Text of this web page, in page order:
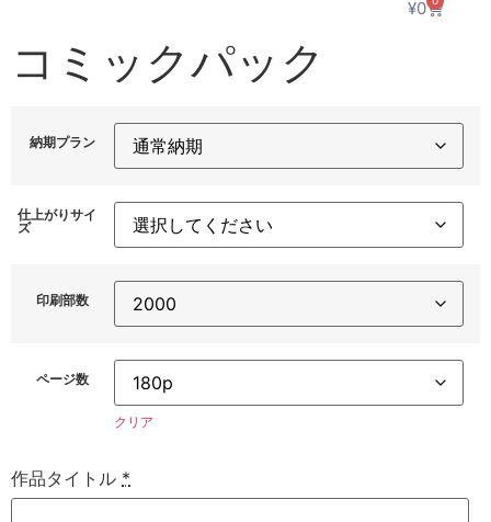
¥0
コミックパック
納期プラン
仕上がりサイ
ズ
印刷部数
ページ数
クリア
作品タイトル *